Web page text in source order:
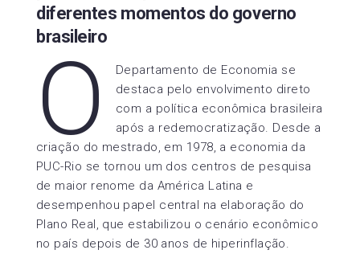
diferentes momentos do governo
brasileiro
O
Departamento de Economia se
destaca pelo envolvimento direto
com a política econômica brasileira
após a redemocratização. Desde a
criação do mestrado, em 1978, a economia da
PUC-Rio se tornou um dos centros de pesquisa
de maior renome da América Latina e
desempenhou papel central na elaboração do
Plano Real, que estabilizou o cenário econômico
no país depois de 30 anos de hiperinflação.